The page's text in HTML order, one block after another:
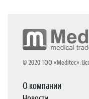
© 2020 ТОО «Meditec».
О компании